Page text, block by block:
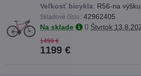
Veľkosť bicykla: R56-na
Skladové číslo: 42962405
Na sklade
Štvrtok
1499 €
1199 €